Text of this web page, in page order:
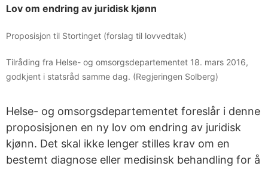
Lov om endring av juridisk kjønn
Proposisjon til Stortinget (forslag til lovvedtak)
Tilråding fra Helse- og omsorgsdepartementet 18. mars 2016,
godkjent i statsråd samme dag. (Regjeringen Solberg)
Helse- og omsorgsdepartementet foreslår i denne
proposisjonen en ny lov om endring av juridisk
kjønn. Det skal ikke lenger stilles krav om en
bestemt diagnose eller medisinsk behandling for å